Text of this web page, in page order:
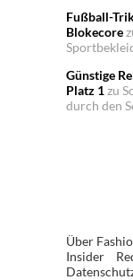
Fußball-
Blokecore
Günstige
Platz 1zu
durch den
Über
Insider